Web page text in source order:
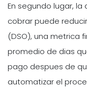
En segundo lugar,
cobrar puede
(DSO), una metrica
promedio de dias
pago despues de
automatizar el